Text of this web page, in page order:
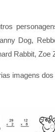
Dog,
Rabbit, Zoe
imagens